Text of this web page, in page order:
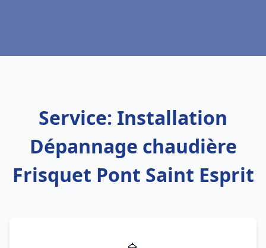
Service: Installation
Dépannage chaudière
Frisquet Pont Saint Esprit